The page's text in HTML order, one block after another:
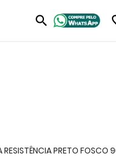
RESISTÊNCIA PRETO FOSCO